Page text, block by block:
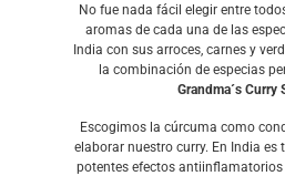
No fue nada fácil elegir entre
aromas de cada una de las
India con sus arroces, carnes y
la combinación de especias
Grandma´s Curry
Escogimos la cúrcuma como
elaborar nuestro curry. En India
potentes efectos